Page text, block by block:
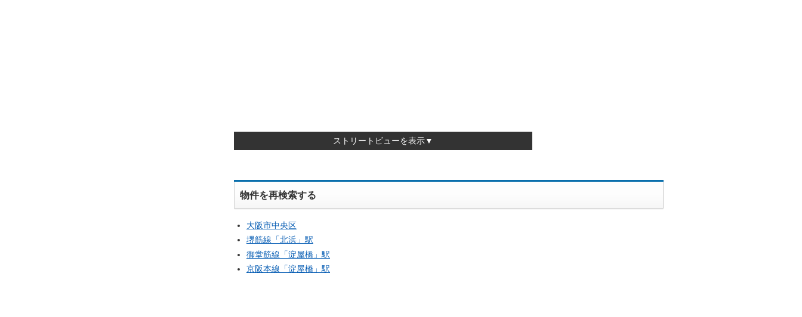
ストリートビューを表示▼
物件を再検索する
大阪市中央区
堺筋線「北浜 」駅
御堂筋線「淀屋橋 」駅
京阪本線「淀屋橋 」駅